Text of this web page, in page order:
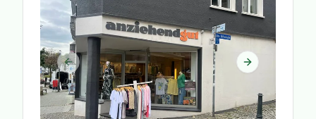
Previous slide Next slide